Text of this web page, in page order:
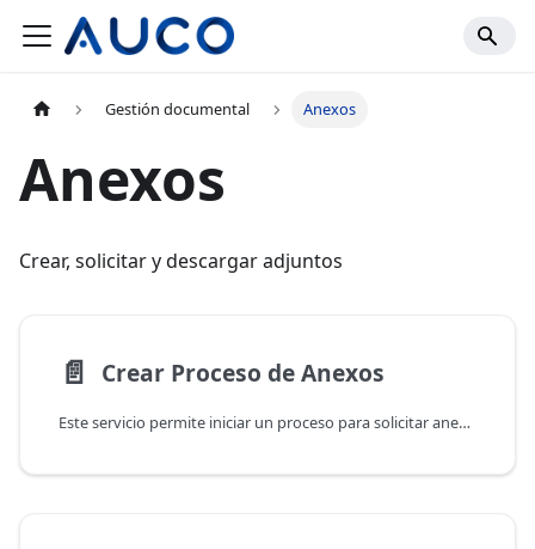
Gestión documental Anexos
Anexos
Crear, solicitar y descargar adjuntos
📄️ Crear Proceso de Anexos
Este servicio permite iniciar un proceso para solicitar anexos para firma o simplemente anexos sin firma. Cada anexo puede configurarse como obligatorio u opcional.